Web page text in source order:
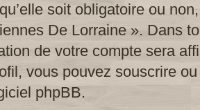
soit obligatoire ou
De Lorraine ». Dans
de votre compte sera
vous pouvez souscrire ou
phpBB.